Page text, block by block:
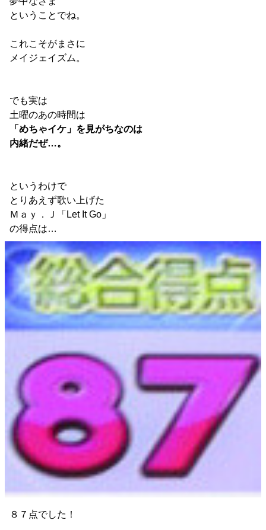
ということでね。
これこそがまさに
メイジェイズム。
でも実は
土曜のあの時間は
「めちゃイケ」を見がちなのは
内緒だぜ…。
というわけで
とりあえず歌い上げた
Ｍａｙ．Ｊ「Let It Go」
の得点は…
８７点でした！